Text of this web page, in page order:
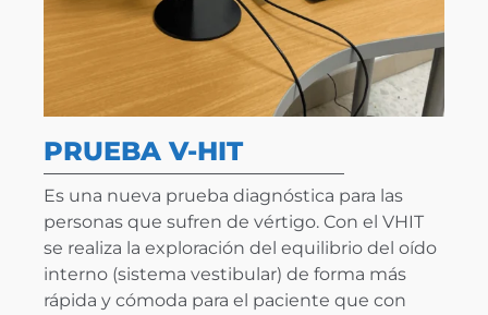
PRUEBA V-HIT
Es una nueva prueba diagnóstica para las
personas que sufren de vértigo. Con el VHIT
se realiza la exploración del equilibrio del oído
interno (sistema vestibular) de forma más
rápida y cómoda para el paciente que con